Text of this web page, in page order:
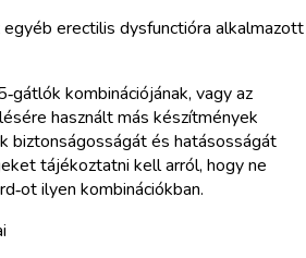
erectilis dysfunctióra alkalmazott
kombinációjának, vagy az
használt más készítmények
biztonságosságát és hatásosságát
tájékoztatni kell arról, hogy ne
ilyen kombinációkban.